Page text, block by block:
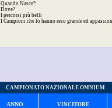
Quando Nasce?
Dove?
I percorsi più belli
I Campioni che lo hanno reso grande ed
CAMPIONATO NAZIONALE OMNIUM
ANNO VINCITORE